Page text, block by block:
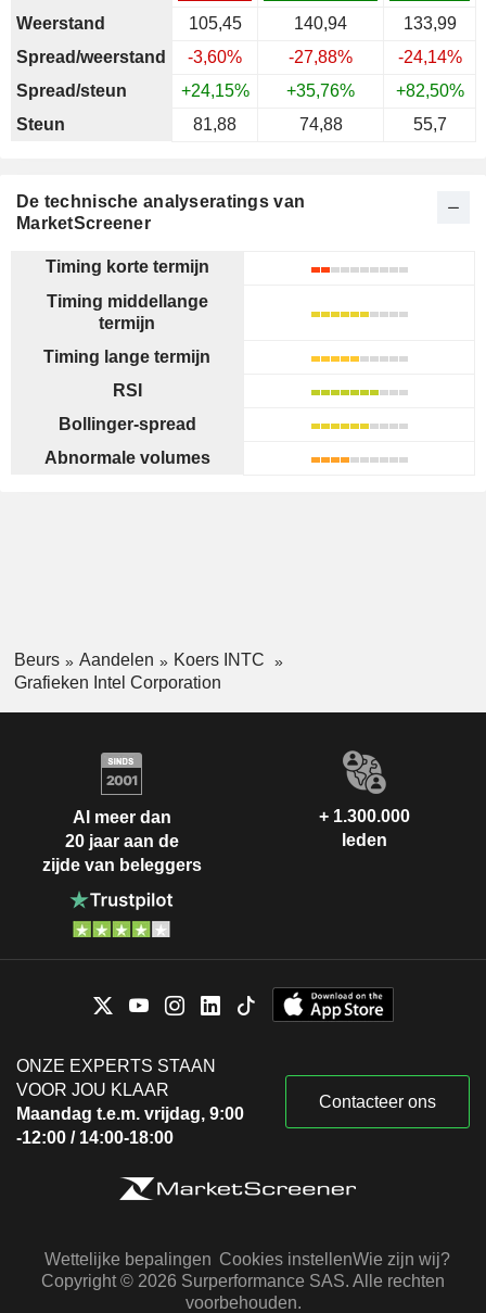
Weerstand
105,45 140,94
133,99
Spread/weerstand
-3,60% -27,88%
-24,14%
Spread/steun
+24,15% +35,76%
+82,50%
Steun
81,88 74,88 55,7
De technische analyseratings van
MarketScreener
Timing korte termijn
Timing middellange
termijn
Timing lange termijn
RSI
Bollinger-spread
Abnormale volumes
Beurs Aandelen
Koers INTC
Grafieken Intel Corporation
Al meer dan
20 jaar aan de
zijde van beleggers
+ 1.300.000
leden
ONZE EXPERTS STAAN
VOOR JOU KLAAR
Maandag t.e.m. vrijdag, 9:00
-12:00 / 14:00-18:00
Contacteer ons
Wettelijke bepalingen Cookies instellenWie zijn wij?
Copyright © 2026 Surperformance SAS. Alle rechten
voorbehouden.